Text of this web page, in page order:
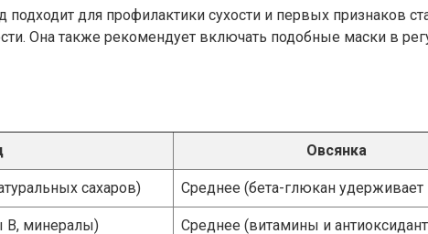
для профилактики сухости и первых признаков
Она также рекомендует включать подобные маски в
Овсянка
сахаров) Среднее (бета-глюкан удерживает
B, минералы) Среднее (витамины и